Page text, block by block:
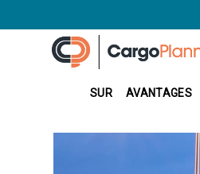
SUR AVANTAGES